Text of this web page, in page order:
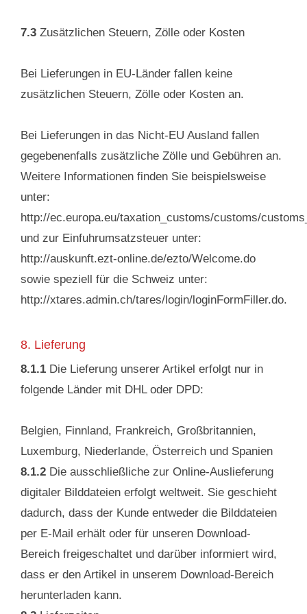
7.3 Zusätzlichen Steuern, Zölle oder Kosten
Bei Lieferungen in EU-Länder fallen keine
zusätzlichen Steuern, Zölle oder Kosten an.
Bei Lieferungen in das Nicht-EU Ausland fallen
gegebenenfalls zusätzliche Zölle und Gebühren an.
Weitere Informationen finden Sie beispielsweise
unter:
http://ec.europa.eu/taxation_customs/customs/
und zur Einfuhrumsatzsteuer unter:
http://auskunft.ezt-online.de/ezto/Welcome.do
sowie speziell für die Schweiz unter:
http://xtares.admin.ch/tares/login/loginFormFiller.do.
8. Lieferung
8.1.1 Die Lieferung unserer Artikel erfolgt nur in
folgende Länder mit DHL oder DPD:
Belgien, Finnland, Frankreich, Großbritannien,
Luxemburg, Niederlande, Österreich und Spanien
8.1.2 Die ausschließliche zur Online-Auslieferung
digitaler Bilddateien erfolgt weltweit. Sie geschieht
dadurch, dass der Kunde entweder die Bilddateien
per E-Mail erhält oder für unseren Download-
Bereich freigeschaltet und darüber informiert wird,
dass er den Artikel in unserem Download-Bereich
herunterladen kann.